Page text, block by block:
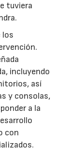
tuviera
los
incluyendo
así
y consolas,
a la
con